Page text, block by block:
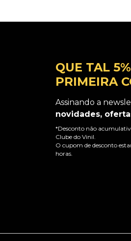
QUE TAL
PRIMEIRA
Assinando a
novidades,
*Desconto não
Clube do Vinil.
O cupom de desconto
horas.